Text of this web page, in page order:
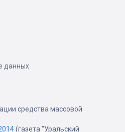
данных
средства массовой
(газета "Уральский